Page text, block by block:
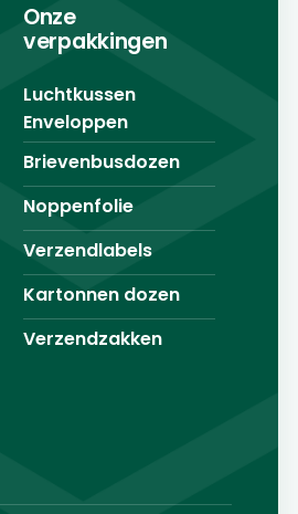
Onze
verpakkingen
Luchtkussen
Enveloppen
Brievenbusdozen
Noppenfolie
Verzendlabels
Kartonnen dozen
Verzendzakken